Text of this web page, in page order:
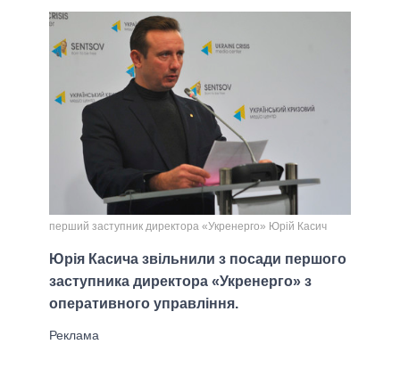
перший заступник директора «Укренерго» Юрій Касич
Юрія Касича звільнили з посади першого
заступника директора «Укренерго» з
оперативного управління.